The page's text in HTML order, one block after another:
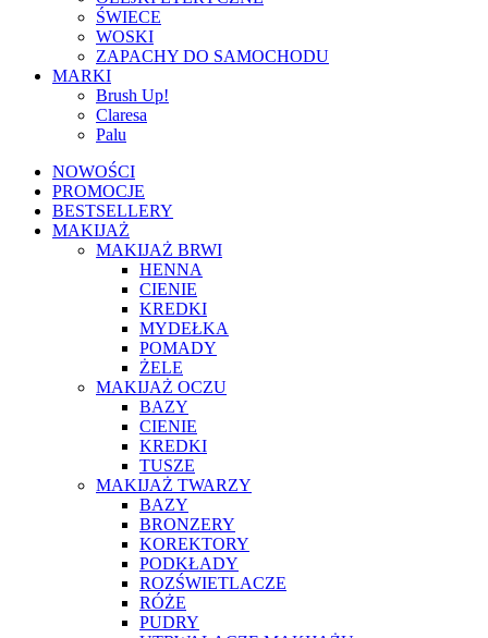
ŚWIECE
WOSKI
ZAPACHY DO SAMOCHODU
MARKI
Brush Up!
Claresa
Palu
NOWOŚCI
PROMOCJE
BESTSELLERY
MAKIJAŻ
MAKIJAŻ BRWI
HENNA
CIENIE
KREDKI
MYDEŁKA
POMADY
ŻELE
MAKIJAŻ OCZU
BAZY
CIENIE
KREDKI
TUSZE
MAKIJAŻ TWARZY
BAZY
BRONZERY
KOREKTORY
PODKŁADY
ROZŚWIETLACZE
RÓŻE
PUDRY